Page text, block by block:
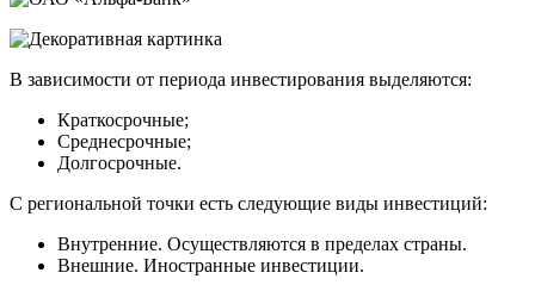
В зависимости от периода инвестирования выделяются:
Краткосрочные;
Среднесрочные;
Долгосрочные.
С региональной точки есть следующие виды инвестиций:
Внутренние. Осуществляются в пределах страны.
Внешние. Иностранные инвестиции.